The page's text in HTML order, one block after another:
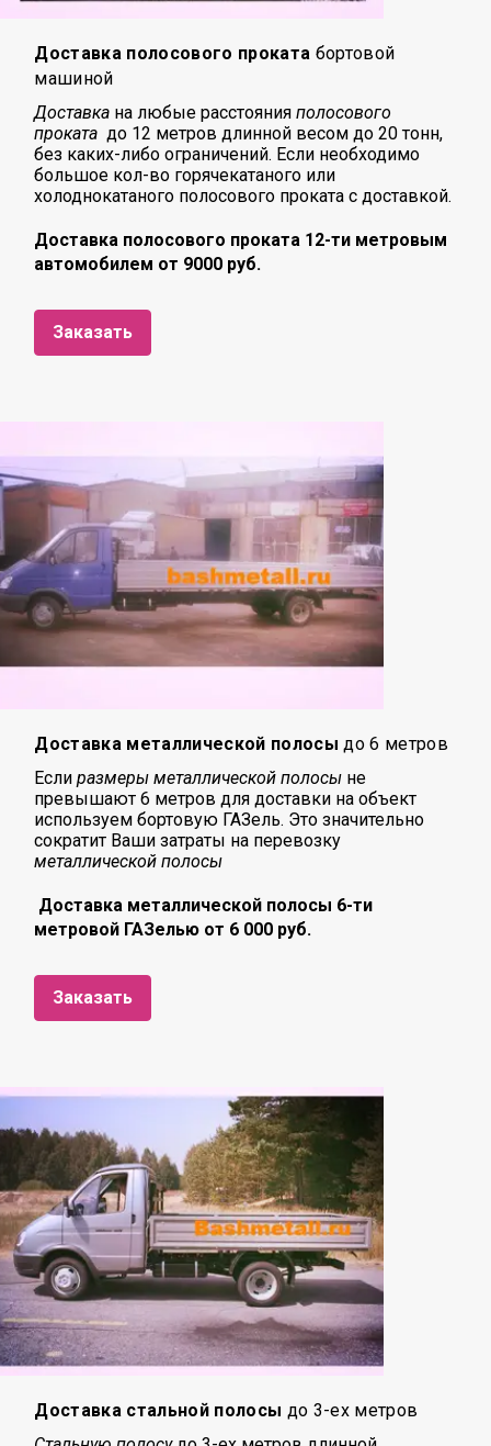
Доставка полосового проката бортовой
машиной
Доставка на любые расстоянияполосового
проката до 12 метров длинной весом до 20 тонн,
без каких-либо ограничений. Если необходимо
большое кол-во горячекатаного или
холоднокатаного полосового проката с доставкой.
Доставка полосового проката 12-ти метровым
автомобилем от 9000 руб.
Заказать
Доставка металлической полосы до 6 метров
Еслиразмеры металлической полосы не
превышают 6 метров для доставки на объект
используем бортовую ГАЗель. Это значительно
сократит Ваши затраты на перевозку
металлической полосы
Доставка металлической полосы 6-ти
метровой ГАЗелью от 6 000 руб.
Заказать
Доставка стальной полосы до 3-ех метров